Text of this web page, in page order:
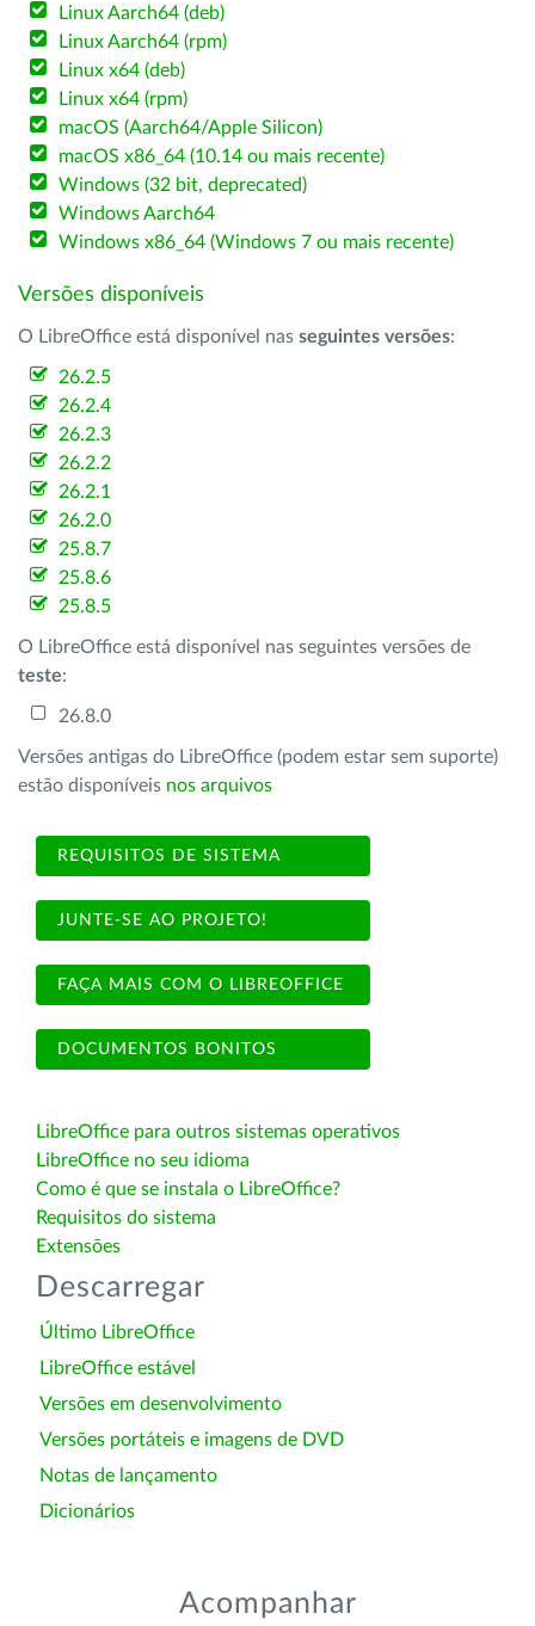
Linux Aarch64 (deb)
Linux Aarch64 (rpm)
Linux x64 (deb)
Linux x64 (rpm)
macOS (Aarch64/Apple Silicon)
macOS x86_64 (10.14 ou mais recente)
Windows (32 bit, deprecated)
Windows Aarch64
Windows x86_64 (Windows 7 ou mais recente)
Versões disponíveis
O LibreOffice está disponível nas seguintes versões:
26.2.5
26.2.4
26.2.3
26.2.2
26.2.1
26.2.0
25.8.7
25.8.6
25.8.5
O LibreOffice está disponível nas seguintes versões de
teste:
26.8.0
Versões antigas do LibreOffice (podem estar sem suporte)
estão disponíveis nos arquivos
REQUISITOS DE SISTEMA
JUNTE-SE AO PROJETO!
FAÇA MAIS COM O LIBREOFFICE
DOCUMENTOS BONITOS
LibreOffice para outros sistemas operativos
LibreOffice no seu idioma
Como é que se instala o LibreOffice?
Requisitos do sistema
Extensões
Descarregar
Último LibreOffice
LibreOffice estável
Versões em desenvolvimento
Versões portáteis e imagens de DVD
Notas de lançamento
Dicionários
Acompanhar